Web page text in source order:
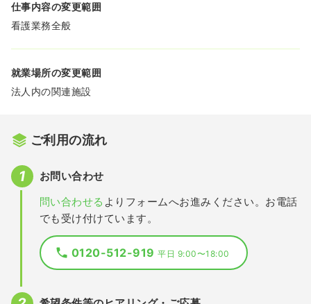
仕事内容の変更範囲
看護業務全般
就業場所の変更範囲
法人内の関連施設
ご利用の流れ
お問い合わせ
問い合わせる よりフォームへお進みください。お電話
でも受け付けています。
0120-512-919平日 9:00〜18:00